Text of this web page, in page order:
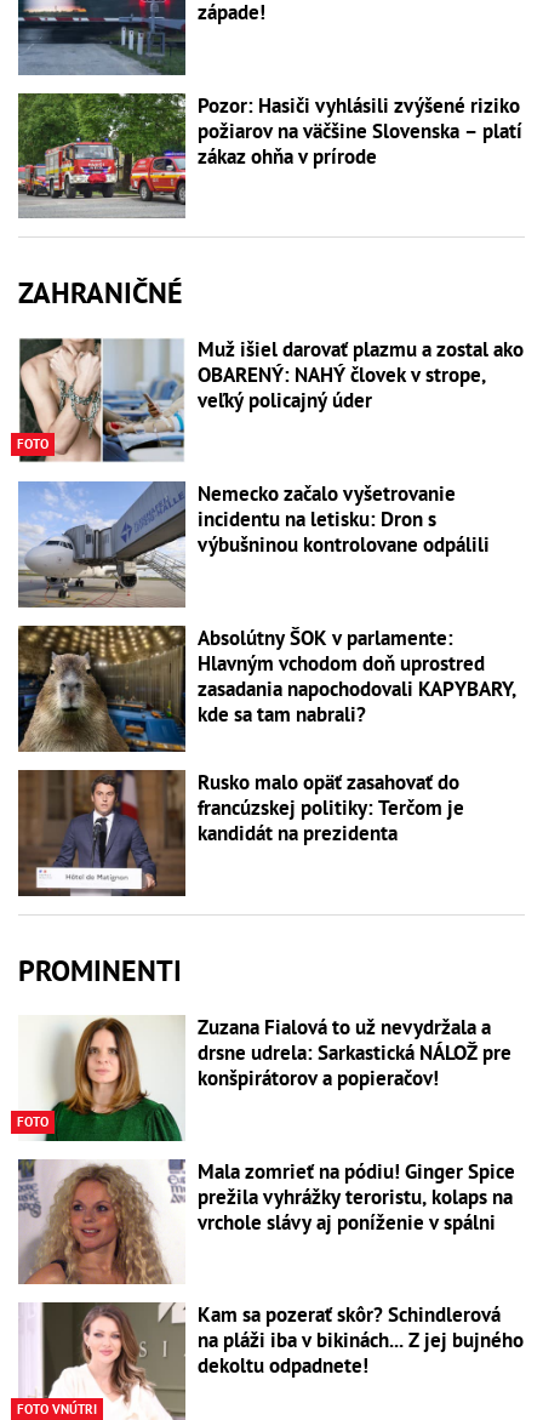
západe!
Pozor: Hasiči vyhlásili zvýšené riziko
požiarov na väčšine Slovenska – platí
zákaz ohňa v prírode
ZAHRANIČNÉ
FOTO
Muž išiel darovať plazmu a zostal ako
OBARENÝ: NAHÝ človek v strope,
veľký policajný úder
Nemecko začalo vyšetrovanie
incidentu na letisku: Dron s
výbušninou kontrolovane odpálili
Absolútny ŠOK v parlamente:
Hlavným vchodom doň uprostred
zasadania napochodovali KAPYBARY,
kde sa tam nabrali?
Rusko malo opäť zasahovať do
francúzskej politiky: Terčom je
kandidát na prezidenta
PROMINENTI
FOTO
Zuzana Fialová to už nevydržala a
drsne udrela: Sarkastická NÁLOŽ pre
konšpirátorov a popieračov!
Mala zomrieť na pódiu! Ginger Spice
prežila vyhrážky teroristu, kolaps na
vrchole slávy aj poníženie v spálni
FOTO VNÚTRI
Kam sa pozerať skôr? Schindlerová
na pláži iba v bikinách... Z jej bujného
dekoltu odpadnete!